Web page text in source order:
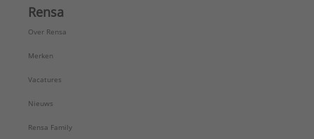
Rensa
Over Rensa
Merken
Vacatures
Nieuws
Rensa Family